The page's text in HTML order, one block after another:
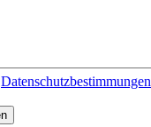
Datenschutzbestimmungen